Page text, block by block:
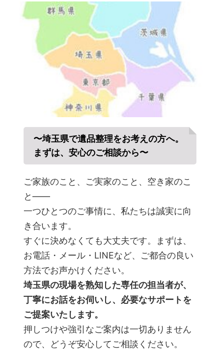
〜埼玉県で遺品整理をお考えの方へ。
まずは、安心のご相談から〜
ご家族のこと、ご実家のこと、空き家のこ
と――
一つひとつのご事情に、私たちは誠実に向
き合います。
すぐに決めなくても大丈夫です。まずは、
お電話・メール・LINEなど、ご都合の良い
方法でお声かけください。
埼玉県の現場を熟知した専任の担当者が、
丁寧にお話をお伺いし、必要なサポートを
ご提案いたします。
押しつけや強引なご案内は一切ありません
ので、どうぞ安心してご相談ください。